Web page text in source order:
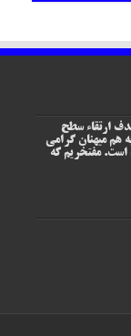
ارتقاء سطح
هم میهنان گرامی
گردیده است. مفتخریم که